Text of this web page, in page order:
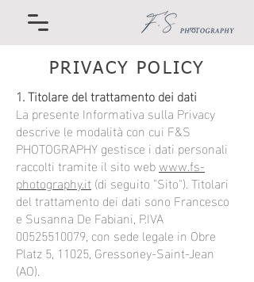
PRIVACY POLICY
1. Titolare del trattamento dei dati
La presente Informativa sulla Privacy
descrive le modalità con cui F&S
PHOTOGRAPHY gestisce i dati personali
raccolti tramite il sito webwww.fs-
photography.it (di seguito "Sito"). Titolari
del trattamento dei dati sono Francesco
e Susanna De Fabiani, P.IVA
00525510079, con sede legale in Obre
Platz 5, 11025, Gressoney-Saint-Jean
(AO).